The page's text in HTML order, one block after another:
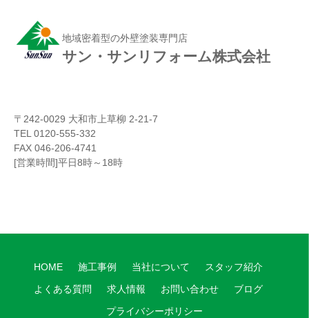
地域密着型の外壁塗装専門店
サン・サンリフォーム株式会社
〒242-0029 大和市上草柳 2-21-7
TEL 0120-555-332
FAX 046-206-4741
[営業時間]平日8時～18時
HOME 施工事例 当社について スタッフ紹介
よくある質問 求人情報 お問い合わせ ブログ
プライバシーポリシー